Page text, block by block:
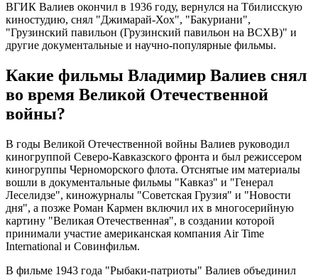
ВГИК Валиев окончил в 1936 году, вернулся на Тбилисскую
киностудию, снял "Джимарай-Хох", "Бакуриани",
"Грузинский павильон (Грузинский павильон на ВСХВ)" и
другие документальные и научно-популярные фильмы.
Какие фильмы Владимир Валиев снял
во время Великой Отечественной
войны?
В годы Великой Отечественной войны Валиев руководил
киногруппой Северо-Кавказского фронта и был режиссером
киногруппы Черноморского флота. Отснятые им материалы
вошли в документальные фильмы "Кавказ" и "Генерал
Леселидзе", киножурналы "Советская Грузия" и "Новости
дня", а позже Роман Кармен включил их в многосерийную
картину "Великая Отечественная", в создании которой
принимали участие американская компания Air Time
International и Совинфильм.
В фильме 1943 года "Рыбаки-патриоты" Валиев объединил